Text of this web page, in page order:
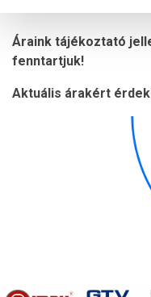
Áraink tájékoztató
fenntartjuk!
Aktuális árakért